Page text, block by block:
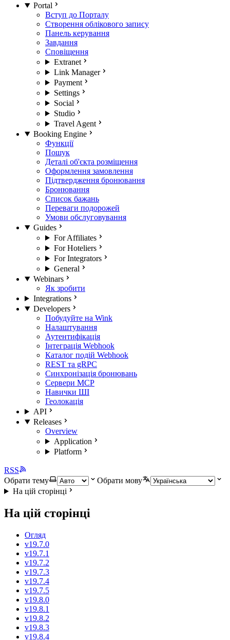
Portal
Вступ до Порталу
Створення облікового запису
Панель керування
Завдання
Сповіщення
Extranet
Link Manager
Payment
Settings
Social
Studio
Travel Agent
Booking Engine
Функції
Пошук
Деталі об'єкта розміщення
Оформлення замовлення
Підтвердження бронювання
Бронювання
Список бажань
Переваги подорожей
Умови обслуговування
Guides
For Affiliates
For Hoteliers
For Integrators
General
Webinars
Як зробити
Integrations
Developers
Побудуйте на Wink
Налаштування
Аутентифікація
Інтеграція Webhook
Каталог подій Webhook
REST та gRPC
Синхронізація бронювань
Сервери MCP
Навички ШІ
Геолокація
API
Releases
Overview
Application
Platform
RSS
Обрати тему
Обрати мову
На цій сторінці
На цій сторінці
Огляд
v19.7.0
v19.7.1
v19.7.2
v19.7.3
v19.7.4
v19.7.5
v19.8.0
v19.8.1
v19.8.2
v19.8.3
v19.8.4